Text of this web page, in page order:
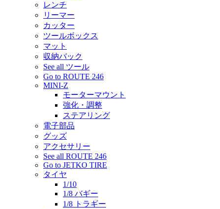
レンチ
リーマー
カッター
ツールボックス
マット
収納バック
See all ツール
Go to ROUTE 246
MINI-Z
モーターマウント
強化・調整
ステアリング
電子部品
グッズ
アクセサリー
See all ROUTE 246
Go to JETKO TIRE
タイヤ
1/10
1/8 バギー
1/8 トラギー